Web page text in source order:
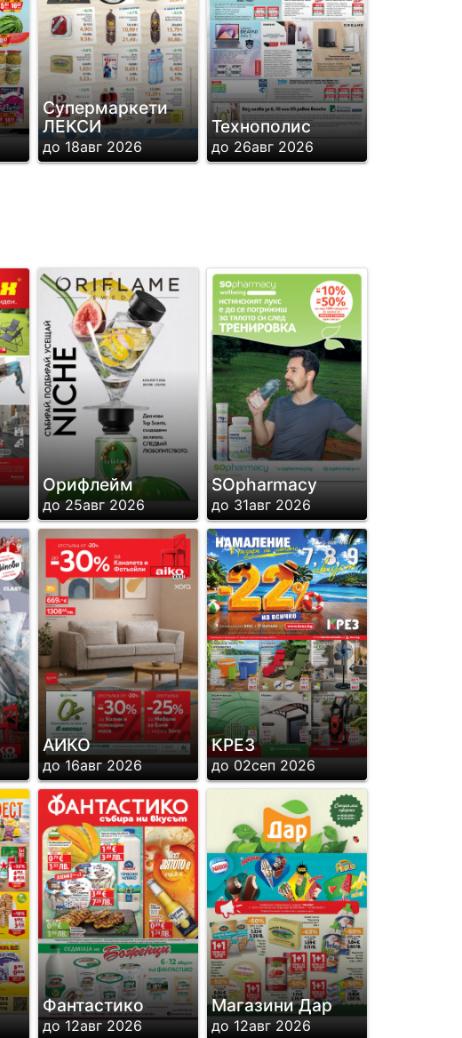
Супермаркети
ЛЕКСИ
до 18авг 2026
Технополис
до 26авг 2026
Орифлейм
до 25авг 2026
SОpharmacy
до 31авг 2026
АИКО
до 16авг 2026
КРЕЗ
до 02сеп 2026
Фантастико
до 12авг 2026
Магазини Дар
до 12авг 2026